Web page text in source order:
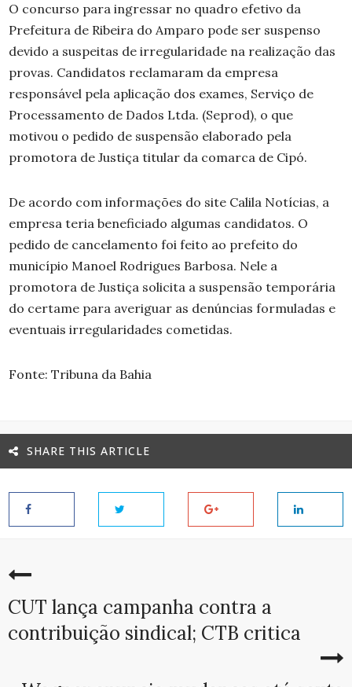
O concurso para ingressar no quadro efetivo da
Prefeitura de Ribeira do Amparo pode ser suspenso
devido a suspeitas de irregularidade na realização das
provas. Candidatos reclamaram da empresa
responsável pela aplicação dos exames, Serviço de
Processamento de Dados Ltda. (Seprod), o que
motivou o pedido de suspensão elaborado pela
promotora de Justiça titular da comarca de Cipó.
De acordo com informações do site Calila Notícias, a
empresa teria beneficiado algumas candidatos. O
pedido de cancelamento foi feito ao prefeito do
município Manoel Rodrigues Barbosa. Nele a
promotora de Justiça solicita a suspensão temporária
do certame para averiguar as denúncias formuladas e
eventuais irregularidades cometidas.
Fonte: Tribuna da Bahia
SHARE THIS ARTICLE
CUT lança campanha contra a
contribuição sindical; CTB critica